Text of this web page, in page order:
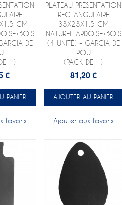
CM
DE
1)
€
PANIER
favoris
PLATEAU PRÉSENTATION
RECTANGULAIRE
33X23X1,5 CM
NATUREL ARDOISE+BOIS
(4 UNITÉ) - GARCIA DE
POU
(PACK DE 1)
81,20 €
AJOUTER AU PANIER
Ajouter aux favoris